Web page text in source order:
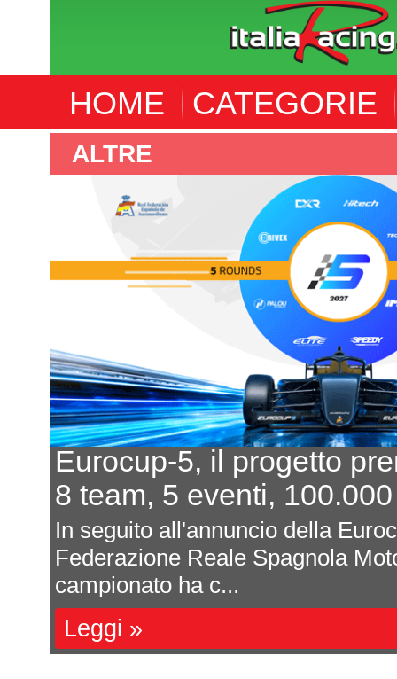
HOME CATEGORIE
F4 SPANISH
In 7 per un posto al sole
L'equilibrio che persiste
Davide Attanasio - FotocarÈ
magnum di corse, di
sono affastella...
Leggi »